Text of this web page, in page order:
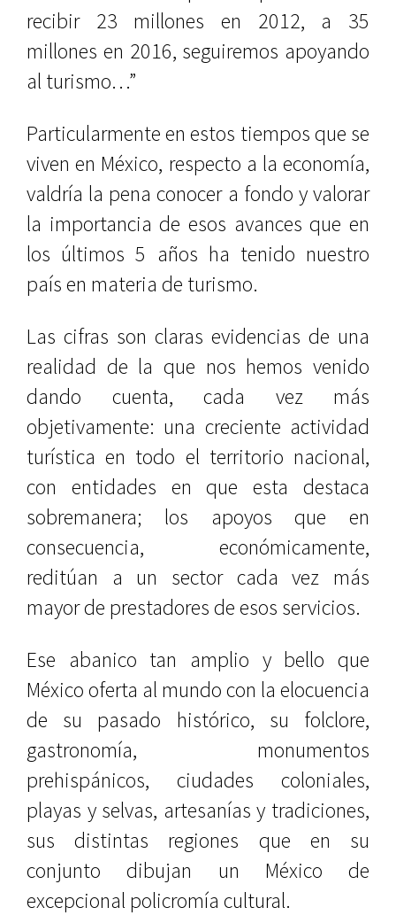
recibir 23 millones en 2012, a 35
millones en 2016, seguiremos apoyando
al turismo…”
Particularmente en estos tiempos que se
viven en México, respecto a la economía,
valdría la pena conocer a fondo y valorar
la importancia de esos avances que en
los últimos 5 años ha tenido nuestro
país en materia de turismo.
Las cifras son claras evidencias de una
realidad de la que nos hemos venido
dando cuenta, cada vez más
objetivamente: una creciente actividad
turística en todo el territorio nacional,
con entidades en que esta destaca
sobremanera; los apoyos que en
consecuencia, económicamente,
reditúan a un sector cada vez más
mayor de prestadores de esos servicios.
Ese abanico tan amplio y bello que
México oferta al mundo con la elocuencia
de su pasado histórico, su folclore,
gastronomía, monumentos
prehispánicos, ciudades coloniales,
playas y selvas, artesanías y tradiciones,
sus distintas regiones que en su
conjunto dibujan un México de
excepcional policromía cultural.